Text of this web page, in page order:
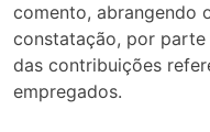
comento, abrangendo
constatação, por
das contribuições
empregados.